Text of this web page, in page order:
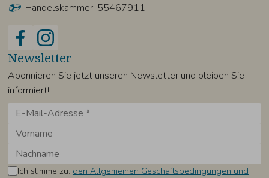
Handelskammer: 55467911
Newsletter
Abonnieren Sie jetzt unseren Newsletter und bleiben Sie
informiert!
Ich stimme zu. den Allgemeinen Geschäftsbedingungen und